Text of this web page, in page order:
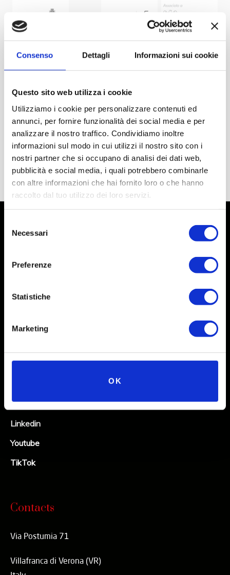
Consenso Dettagli Informazioni sui cookie
Questo sito web utilizza i cookie
Utilizziamo i cookie per personalizzare contenuti ed
annunci, per fornire funzionalità dei social media e per
analizzare il nostro traffico. Condividiamo inoltre
informazioni sul modo in cui utilizzi il nostro sito con i
nostri partner che si occupano di analisi dei dati web,
pubblicità e social media, i quali potrebbero combinarle
con altre informazioni che hai fornito loro o che hanno
raccolto dal tuo utilizzo dei loro servizi.
delNecessari
Preferenze
Statistiche
Marketing
OK
Instagram
X
Linkedin
Youtube
TikTok
Contacts
Via Postumia 71
Villafranca di Verona (VR)